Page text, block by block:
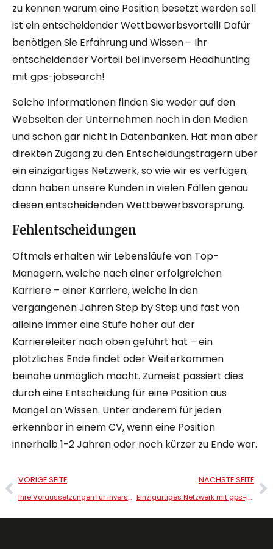
zu kennen warum eine Position besetzt werden soll
ist ein entscheidender Wettbewerbsvorteil! Dafür
benötigen Sie Erfahrung und Wissen – Ihr
entscheidender Vorteil bei inversem Headhunting
mit gps-jobsearch!
Solche Informationen finden Sie weder auf den
Webseiten der Unternehmen noch in den Medien
und schon gar nicht in Datenbanken. Hat man aber
direkten Zugang zu den Entscheidungsträgern über
ein einzigartiges Netzwerk, so wie wir es verfügen,
dann haben unsere Kunden in vielen Fällen genau
diesen entscheidenden Wettbewerbsvorsprung.
Fehlentscheidungen
Oftmals erhalten wir Lebensläufe von Top-
Managern, welche nach einer erfolgreichen
Karriere – einer Karriere, welche in den
vergangenen Jahren Step by Step und fast von
alleine immer eine Stufe höher auf der
Karriereleiter nach oben geführt hat – ein
plötzliches Ende findet oder Weiterkommen
beinahe unmöglich macht. Zumeist passiert dies
durch eine Entscheidung für eine Position aus
Mangel an Wissen. Unter anderem für jeden
erkennbar in einem CV, wenn eine Position
innerhalb 1-2 Jahren oder noch kürzer zu Ende war.
VORIGE SEITE
Ihre Voraussetzungen für inverses Headhunting​
NÄCHSTE SEITE
Einzigartiges Netzwerk mit gps-jobsearch